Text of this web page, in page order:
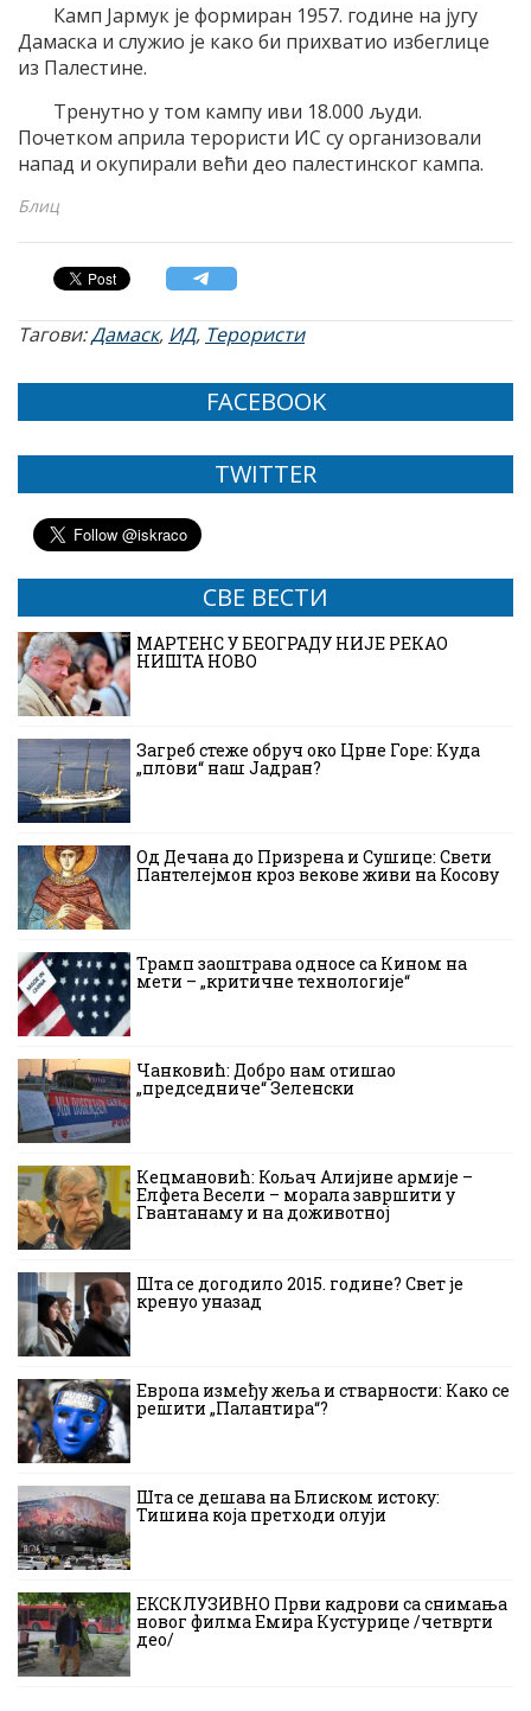
Камп Јармук је формиран 1957. године на југу
Дамаска и служио је како би прихватио избеглице
из Палестине.
Тренутно у том кампу иви 18.000 људи.
Почетком априла терористи ИС су организовали
напад и окупирали већи део палестинског кампа.
Блиц
Тагови:Дамаск, ИД, Терористи
FACEBOOK
TWITTER
СВЕ ВЕСТИ
МАРТЕНС У БЕОГРАДУ НИЈЕ РЕКАО
НИШТА НОВО
Загреб стеже обруч око Црне Горе: Куда
„плови“ наш Јадран?
Од Дечана до Призрена и Сушице: Свети
Пантелејмон кроз векове живи на Косову
Трамп заоштрава односе са Кином на
мети – „критичне технологије“
Чанковић: Добро нам отишао
„председниче“ Зеленски
Кецмановић: Кољач Алијине армије –
Елфета Весели – морала завршити у
Гвантанаму и на доживотној
Шта се догодило 2015. године? Свет је
кренуо уназад
Европа између жеља и стварности: Како се
решити „Палантира“?
Шта се дешава на Блиском истоку:
Тишина која претходи олуји
ЕКСКЛУЗИВНО Први кадрови са снимања
новог филма Емира Кустурице /четврти
део/